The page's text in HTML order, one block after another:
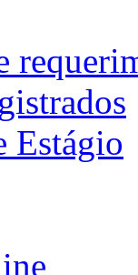
Estágio